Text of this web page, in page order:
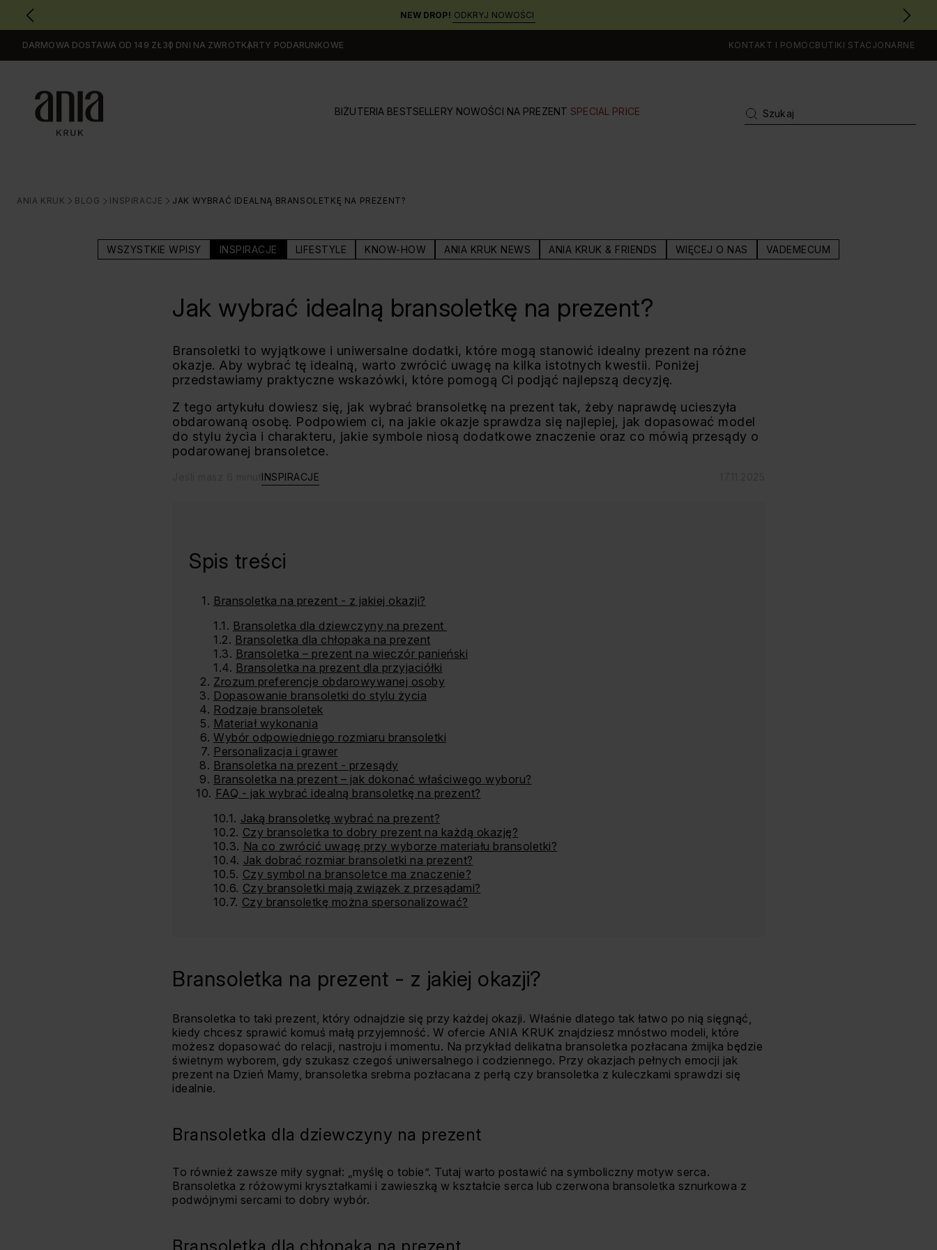
GŁÓWNEJ
ZAWARTOŚCI
MENU
NEW DROP! ODKRYJ NOWOŚCI
DARMOWA DOSTAWA OD 149 ZŁ30 DNI NA ZWROTKARTY PODARUNKOWE KONTAKT I POMOCBUTIKI STACJONARNE
BIŻUTERIA BESTSELLERY NOWOŚCI NA PREZENT SPECIAL PRICE
ANIA KRUK
>
BLOG
>
INSPIRACJE
>
JAK WYBRAĆ IDEALNĄ BRANSOLETKĘ NA PREZENT?
WSZYSTKIE WPISY INSPIRACJE LIFESTYLE KNOW-HOW ANIA KRUK NEWS ANIA KRUK & FRIENDS WIĘCEJ O NAS VADEMECUM
Jak wybrać idealną bransoletkę na prezent?
Bransoletki to wyjątkowe i uniwersalne dodatki, które mogą stanowić idealny prezent na różne
okazje. Aby wybrać tę idealną, warto zwrócić uwagę na kilka istotnych kwestii. Poniżej
przedstawiamy praktyczne wskazówki, które pomogą Ci podjąć najlepszą decyzję.
Z tego artykułu dowiesz się, jak wybrać bransoletkę na prezent tak, żeby naprawdę ucieszyła
obdarowaną osobę. Podpowiem ci, na jakie okazje sprawdza się najlepiej, jak dopasować model
do stylu życia i charakteru, jakie symbole niosą dodatkowe znaczenie oraz co mówią przesądy o
podarowanej bransoletce.
INSPIRACJE
Spis treści
Bransoletka na prezent - z jakiej okazji?
Bransoletka dla dziewczyny na prezent
Bransoletka dla chłopaka na prezent
Bransoletka – prezent na wieczór panieński
Bransoletka na prezent dla przyjaciółki
Zrozum preferencje obdarowywanej osoby
Dopasowanie bransoletki do stylu życia
Rodzaje bransoletek
Materiał wykonania
Wybór odpowiedniego rozmiaru bransoletki
Personalizacja i grawer
Bransoletka na prezent - przesądy
Bransoletka na prezent – jak dokonać właściwego wyboru?
FAQ - jak wybrać idealną bransoletkę na prezent?
Jaką bransoletkę wybrać na prezent?
Czy bransoletka to dobry prezent na każdą okazję?
Na co zwrócić uwagę przy wyborze materiału bransoletki?
Jak dobrać rozmiar bransoletki na prezent?
Czy symbol na bransoletce ma znaczenie?
Czy bransoletki mają związek z przesądami?
Czy bransoletkę można spersonalizować?
Bransoletka na prezent - z jakiej okazji?
Bransoletka to taki prezent, który odnajdzie się przy każdej okazji. Właśnie dlatego tak łatwo po nią sięgnąć,
kiedy chcesz sprawić komuś małą przyjemność. W ofercie ANIA KRUK znajdziesz mnóstwo modeli, które
możesz dopasować do relacji, nastroju i momentu. Na przykład delikatna bransoletka pozłacana żmijka będzie
świetnym wyborem, gdy szukasz czegoś uniwersalnego i codziennego. Przy okazjach pełnych emocji jak
prezent na Dzień Mamy, bransoletka srebrna pozłacana z perłą czy bransoletka z kuleczkami sprawdzi się
idealnie.
Bransoletka dla dziewczyny na prezent
To również zawsze miły sygnał: „myślę o tobie”. Tutaj warto postawić na symboliczny motyw serca.
Bransoletka z różowymi kryształkami i zawieszką w kształcie serca lub czerwona bransoletka sznurkowa z
podwójnymi sercami to dobry wybór.